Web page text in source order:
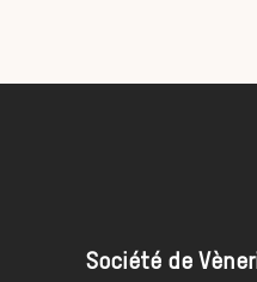
Société de